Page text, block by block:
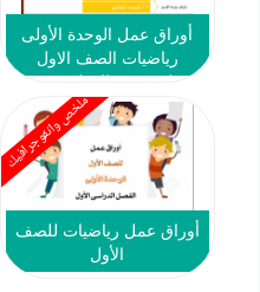
أوراق عمل الوحدة الأولى
رياضيات الصف الاول
2019ملخص وانفوجرافيك
أوراق عمل رياضيات للصف
الأول